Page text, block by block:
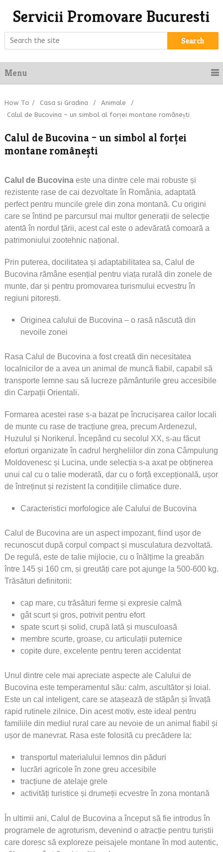
Servicii Promovare Bucuresti
Search
Menu
How To / Casa si Gradina / Animale
/
Calul de Bucovina – un simbol al forței montane românești
Calul de Bucovina – un simbol al forței
montane românești
Calul de Bucovinaeste una dintre cele mai robuste și
rezistente rase de cai dezvoltate în România, adaptată
perfect pentru muncile grele din zona montană. Cu origini
care se întind pe parcursul mai multor generații de selecție
atentă în nordul țării, acest cal este o adevărată comoară a
patrimoniului zootehnic național.
Prin puterea, docilitatea și adaptabilitatea sa, Calul de
Bucovina rămâne esențial pentru viața rurală din zonele de
munte, dar și pentru promovarea turismului ecvestru în
regiuni pitorești.
Originea calului de Bucovina – o rasă născută din
nevoile zonei
Rasa Calul de Bucovina a fost creată din necesitatea
localnicilor de a avea un animal de muncă fiabil, capabil să
transporte lemne sau să lucreze pământurile greu accesibile
din Carpații Orientali.
Formarea acestei rase s-a bazat pe încrucișarea cailor locali
de munte cu rase de tracțiune grea, precum Ardenezul,
Huzulul și Norikerul. Începând cu secolul XX, s-au făcut
eforturi organizate în cadrul hergheliilor din zona Câmpulung
Moldovenesc și Lucina, unde selecția s-a axat pe obținerea
unui cal cu o talie moderată, dar cu o forță excepțională, ușor
de întreținut și rezistent la condițiile climatice dure.
Caracteristici morfologice ale Calului de Bucovina
Calul de Bucovina are un aspect impozant, fiind ușor de
recunoscut după corpul compact și musculatura dezvoltată.
De regulă, este de talie mijlocie, cu o înălțime la greabăn
între 145 și 160 cm, și greutăți care pot ajunge la 500-600 kg.
Trăsături definitorii:
cap mare, cu trăsături ferme și expresie calmă
gât scurt și gros, potrivit pentru efort
spate scurt și solid, crupă lată și musculoasă
membre scurte, groase, cu articulații puternice
copite dure, excelente pentru teren accidentat
Unul dintre cele mai apreciate aspecte ale Calului de
Bucovina este temperamentul său: calm, ascultător și loial.
Este un cal inteligent, care se atașează de stăpân și învață
rapid rutinele zilnice. Din acest motiv, este ideal pentru
familiile din mediul rural care au nevoie de un animal fiabil și
ușor de manevrat. Rasa este folosită cu precădere la:
transportul materialului lemnos din păduri
lucrări agricole în zone greu accesibile
tracțiune de atelaje grele
activități turistice și drumeții ecvestre în zona montană
În ultimii ani, Calul de Bucovina a început să fie introdus în
programele de agroturism, devenind o atracție pentru turiștii
care doresc să exploreze peisajele montane în mod autentic,